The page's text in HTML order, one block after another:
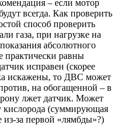
– если мотор
всегда. Как проверить
способ проверить
газа, при нагрузке на
абсолютного
практически равны
исправен (скорее
искажены, то ДВС может
на обогащенной – в
лжет датчик. Может
кислорода (суммирующая
из-за первой «лямбды»?)